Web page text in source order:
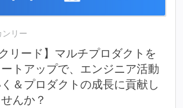
リー
クリード】マルチプロダクトを
トアップで、エンジニア活動
＆プロダクトの成長に貢献し
んか？